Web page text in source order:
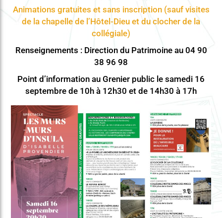
Animations gratuites et sans inscription (sauf visites
de la chapelle de l’Hôtel-Dieu et du clocher de la
collégiale)
Renseignements : Direction du Patrimoine au 04 90
38 96 98
Point d’information au Grenier public le samedi 16
septembre de 10h à 12h30 et de 14h30 à 17h